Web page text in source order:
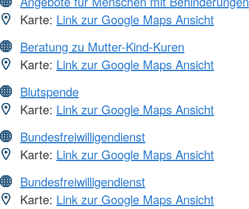
Karte: Link zur Google Maps Ansicht
Beratung zu Mutter-Kind-Kuren
Karte: Link zur Google Maps Ansicht
Blutspende
Karte: Link zur Google Maps Ansicht
Bundesfreiwilligendienst
Karte: Link zur Google Maps Ansicht
Bundesfreiwilligendienst
Karte: Link zur Google Maps Ansicht